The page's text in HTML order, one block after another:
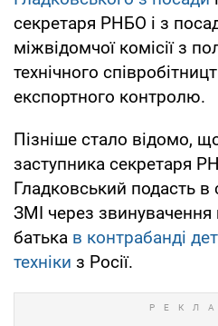
секретаря РНБО і з
міжвідомчої комісії з
технічного
експортного контролю.
Пізніше стало відомо,
заступника секретаря
Гладковський подасть в
ЗМІ через
батька в контрабанді
техніки з Росії.